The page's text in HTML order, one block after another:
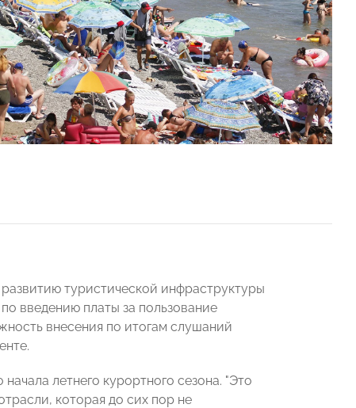
туристической инфраструктуры
введению платы за пользование
внесения по итогам слушаний
летнего курортного сезона. "Это
которая до сих пор не